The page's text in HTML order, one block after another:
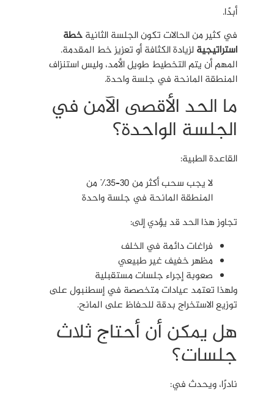
أبدًا.
في كثير من الحالات تكون الجلسة الثانيةخطة
استراتيجيةلزيادة الكثافة أو تعزيز خط المقدمة.
المهم أن يتم التخطيط طويل الأمد، وليس استنزاف
المنطقة المانحة في جلسة واحدة.
ما الحد الأقصى الآمن في
الجلسة الواحدة؟
القاعدة الطبية:
لا يجب سحب أكثر من 30–35٪ من
المنطقة المانحة في جلسة واحدة
تجاوز هذا الحد قد يؤدي إلى:
فراغات دائمة في الخلف
مظهر خفيف غير طبيعي
صعوبة إجراء جلسات مستقبلية
ولهذا تعتمد عيادات متخصصة في إسطنبول على
توزيع الاستخراج بدقة للحفاظ على المانح.
هل يمكن أن أحتاج ثلاث
جلسات؟
نادرًا، ويحدث في: